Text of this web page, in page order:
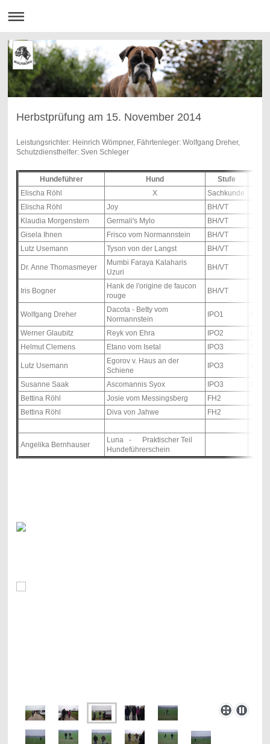
Herbstprüfung am 15. November 2014
Leistungsrichter: Heinrich Wömpner, Fährtenleger: Wolfgang Dreher,
Schutzdiensthelfer: Sven Schleger
Hundeführer Hund Stufe
Elischa Röhl
X
Sachkunde
Elischa Röhl
Joy
BH/VT
Klaudia Morgenstern
Germali's Mylo
BH/VT
Gisela Ihnen
Frisco vom Normannstein
BH/VT
Lutz Usemann
Tyson von der Langst BH/VT
Dr. Anne Thomasmeyer
Mumbi Faraya Kalaharis
Uzuri
BH/VT
Iris Bogner
Hank de l'origine de faucon
rouge
BH/VT
Wolfgang Dreher
Dacota - Betty vom
Normannstein
IPO1
Werner Glaubitz Reyk von Ehra IPO2
Helmut Clemens
Etano vom Isetal IPO3
Lutz Usemann
Egorov v. Haus an der
Schiene
IPO3
Susanne Saak Ascomannis Syox IPO3
Bettina Röhl
Josie vom Messingsberg
FH2
Bettina Röhl
Diva von Jahwe FH2
Angelika Bernhauser
Luna - Praktischer Teil
Hundeführerschein